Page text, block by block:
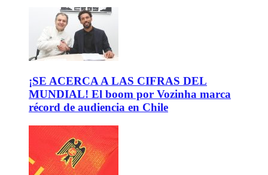
¡SE ACERCA A LAS CIFRAS DEL
MUNDIAL! El boom por Vozinha marca
récord de audiencia en Chile